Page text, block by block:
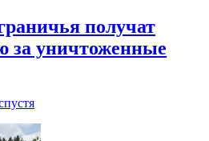
получат
за уничтоженные